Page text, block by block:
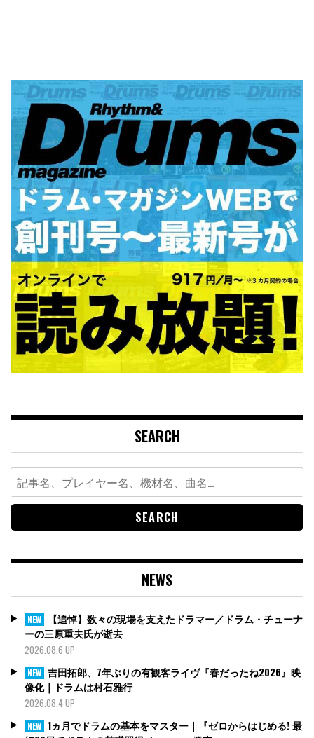
SEARCH
Search
for:
NEWS
NEW
【追悼】数々の現場を支えたドラマー／ドラム・チューナ
ーの三原重夫氏が逝去
2026.08.6 UP
NEW 吉田拓郎、7年ぶりの有観客ライヴ『春だったね2026』映
像化｜ドラムは村石雅行
2026.08.4 UP
NEW 1ヵ月でドラムの基本をマスター｜『ゼロからはじめる! 最